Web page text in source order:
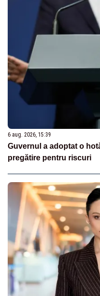
6 aug. 2026, 15:39
Guvernul a adoptat o
pregătire pentru riscuri